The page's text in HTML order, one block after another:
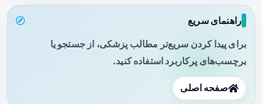
راهنمای سریع
برای پیدا کردن سریع‌تر مطالب پزشکی، از جستجو یا
برچسب‌های پرکاربرد استفاده کنید.
صفحه اصلی